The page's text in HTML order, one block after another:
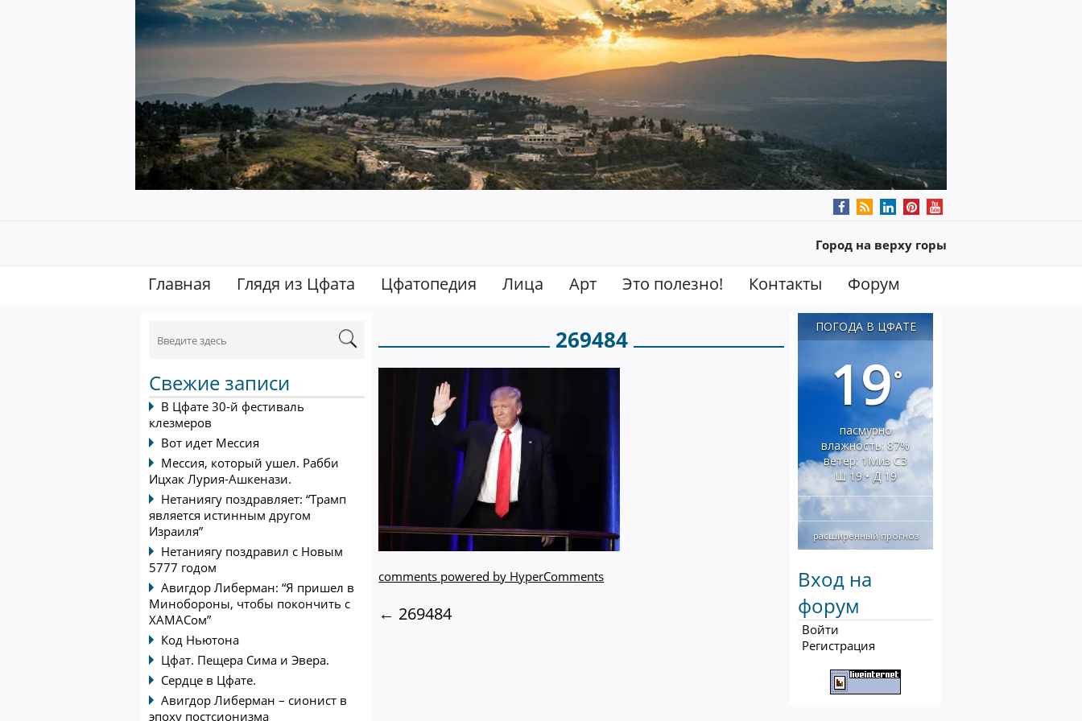
Город на верху горы
Главная Глядя из Цфата Цфатопедия Лица Арт Это полезно! Контакты Форум
Свежие записи
В Цфате 30-й фестиваль
клезмеров
Вот идет Мессия
Мессия, который ушел. Рабби
Ицхак Лурия-Ашкенази.
Нетаниягу поздравляет: “Трамп
является истинным другом
Израиля”
Нетаниягу поздравил с Новым
5777 годом
Авигдор Либерман: “Я пришел в
Минобороны, чтобы покончить с
ХАМАСом”
Код Ньютона
Цфат. Пещера Сима и Эвера.
Cердце в Цфате.
Авигдор Либерман – сионист в
эпоху постсионизма
269484
comments powered by HyperComments
← 269484
ПОГОДА В ЦФАТЕ
19°
пасмурно
влажность: 87%
ветер: 1Миз СЗ
Ш 19 • Д 19
расширенный прогноз
Вход на
форум
Войти
Регистрация